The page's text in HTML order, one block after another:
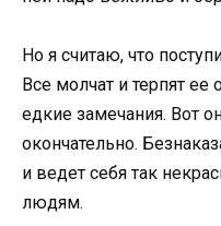
Но я считаю, что
Все молчат и терпят ее
едкие замечания. Вот
окончательно.
и ведет себя так
людям.